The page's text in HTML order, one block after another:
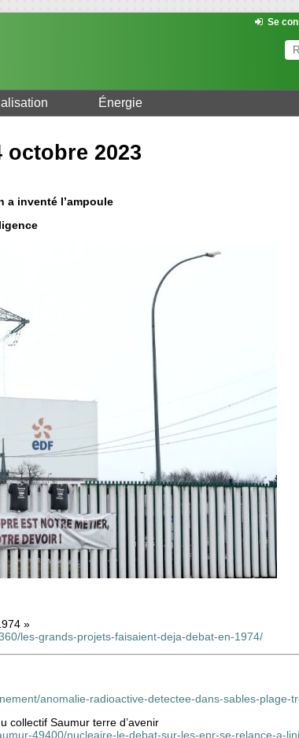
Se
Énergie
octobre 2023
a inventé l’ampoule
»
les-grands-projets-faisaient-deja-debat-en-1974/
anomalie-radioactive-detectee-dans-sables-plage-
collectif Saumur terre d’avenir
49400/nucleaire-le-debat-sur-les-epr-se-relance-a-